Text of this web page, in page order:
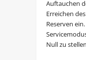
Auftauchen
Erreichen
Reserven
Null zu